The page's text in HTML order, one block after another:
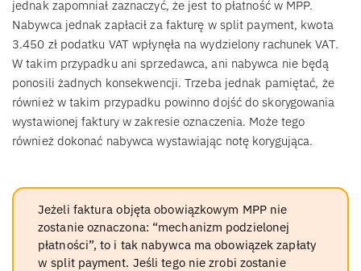
jednak zapomniał zaznaczyć, że jest to płatność w MPP.
Nabywca jednak zapłacił za fakturę w split payment, kwota
3.450 zł podatku VAT wpłynęła na wydzielony rachunek VAT.
W takim przypadku ani sprzedawca, ani nabywca nie będą
ponosili żadnych konsekwencji. Trzeba jednak pamiętać, że
również w takim przypadku powinno dojść do skorygowania
wystawionej faktury w zakresie oznaczenia. Może tego
również dokonać nabywca wystawiając notę korygująca.
Jeżeli faktura objęta obowiązkowym MPP nie
zostanie oznaczona: “mechanizm podzielonej
płatności”, to i tak nabywca ma obowiązek zapłaty
w split payment. Jeśli tego nie zrobi zostanie